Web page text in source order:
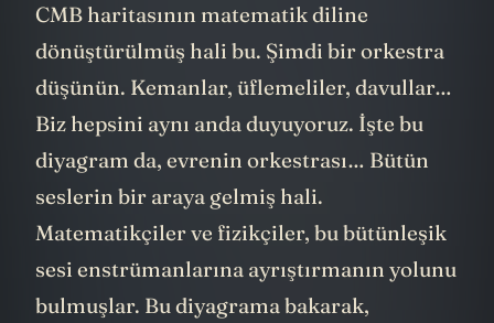
CMB haritasının matematik diline
dönüştürülmüş hali bu. Şimdi bir orkestra
düşünün. Kemanlar, üflemeliler, davullar…
Biz hepsini aynı anda duyuyoruz. İşte bu
diyagram da, evrenin orkestrası… Bütün
seslerin bir araya gelmiş hali.
Matematikçiler ve fizikçiler, bu bütünleşik
sesi enstrümanlarına ayrıştırmanın yolunu
bulmuşlar. Bu diyagrama bakarak,